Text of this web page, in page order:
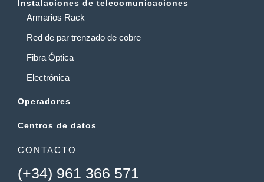
Instalaciones de telecomunicaciones
Armarios Rack
Red de par trenzado de cobre
Fibra Óptica
Electrónica
Operadores
Centros de datos
CONTACTO
(+34) 961 366 571